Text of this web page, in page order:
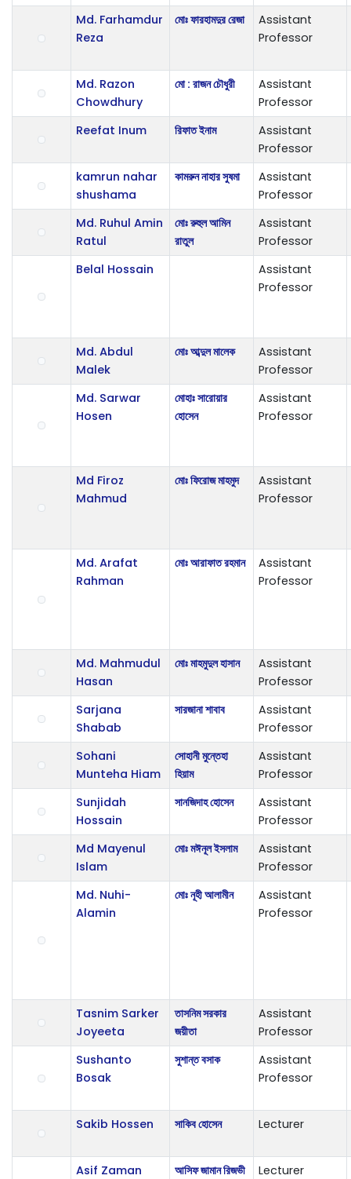
Md. Farhamdur
Reza
মোঃ ফারহামদুর রেজা
Assistant
Professor
Md. Razon
Chowdhury
মো : রাজন চৌধুরী
Assistant
Professor
Reefat Inum
রিফাত ইনাম
Assistant
Professor
kamrun nahar
shushama
কামরুন নাহার সুষমা
Assistant
Professor
Md. Ruhul Amin
Ratul
মোঃ রুহুল আমিন
রাতুল
Assistant
Professor
Belal Hossain
Assistant
Professor
Md. Abdul
Malek
মোঃ আব্দুল মালেক
Assistant
Professor
Md. Sarwar
Hosen
মোহাঃ সারোয়ার
হোসেন
Assistant
Professor
Md Firoz
Mahmud
মোঃ ফিরোজ মাহমুদ
Assistant
Professor
Md. Arafat
Rahman
মোঃ আরাফাত রহমান
Assistant
Professor
Md. Mahmudul
Hasan
মোঃ মাহমুদুল হাসান
Assistant
Professor
Sarjana
Shabab
সারজানা শাবাব
Assistant
Professor
Sohani
Munteha Hiam
সোহানী মুন্তেহা
হিয়াম
Assistant
Professor
Sunjidah
Hossain
সানজিদাহ হোসেন
Assistant
Professor
Md Mayenul
Islam
মোঃ মঈনূল ইসলাম
Assistant
Professor
Md. Nuhi-
Alamin
মোঃ নূহী আলামীন
Assistant
Professor
Tasnim Sarker
Joyeeta
তাসনিম সরকার
জয়ীতা
Assistant
Professor
Sushanto
Bosak
সুশান্ত বসাক
Assistant
Professor
Sakib Hossen সাকিব হোসেন Lecturer
Asif Zaman
আসিফ জামান রিজভী Lecturer